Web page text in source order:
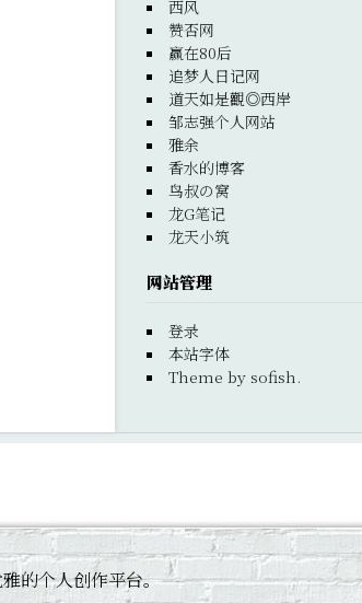
西风
赞否网
赢在80后
追梦人日记网
道天如是觀◎西岸
邹志强个人网站
雅余
香水的博客
鸟叔の窝
龙G笔记
龙天小筑
网站管理
登录
本站字体
Theme by sofish.
的个人创作平台。